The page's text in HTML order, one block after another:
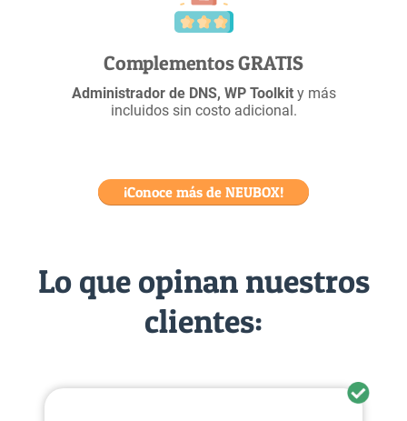
Complementos GRATIS
Administrador de DNS, WP Toolkity más
incluidos sin costo adicional.
¡Conoce más de NEUBOX!
Lo que opinan nuestros
clientes: